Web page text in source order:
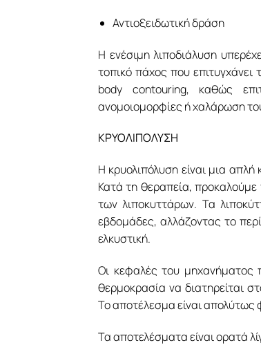
Αντιοξειδωτική δράση
Η ενέσιμη λιποδιάλυση
τοπικό πάχος που
body
contouring, καθώς
ανομοιομορφίες ή χαλάρωση
ΚΡΥΟΛΙΠΟΛΥΣΗ
Η κρυολιπόλυση είναι μια
Κατά τη θεραπεία, προκαλούμε
των λιποκυττάρων. Τα
εβδομάδες, αλλάζοντας το
ελκυστική.
Οι κεφαλές του μηχανήματος
θερμοκρασία να διατηρείται
Το αποτέλεσμα είναι απολύτως
Τα αποτελέσματα είναι ορατά